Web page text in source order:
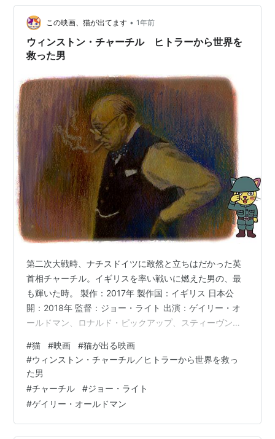
て深く考えさせます。
この映画、猫が出てます • 1年前
ウィンストン・チャーチル ヒトラーから世界を
救った男
第二次大戦時、ナチスドイツに敢然と立ちはだかった英
首相チャーチル。イギリスを率い戦いに燃えた男の、最
も輝いた時。 製作：2017年 製作国：イギリス 日本公
開：2018年 監督：ジョー・ライト 出演：ゲイリー・オ
ールドマン、ロナルド・ピックアップ、スティーヴン・
一般（どの年齢の方でもご覧いただけます） ◆◆ この映
画の猫 ◆◆ 役：☆（ほんのチョイ役） チャーチルの飼
2025年は第二次世界大戦終結から80年。イギリスでは５
月５日にロンドンでナチスドイツに対する戦勝80年記念
パレードが行…
#猫 #映画 #猫が出る映画
#ウィンストン・チャーチル／ヒトラーから世界を救っ
た男
#チャーチル #ジョー・ライト
#ゲイリー・オールドマン